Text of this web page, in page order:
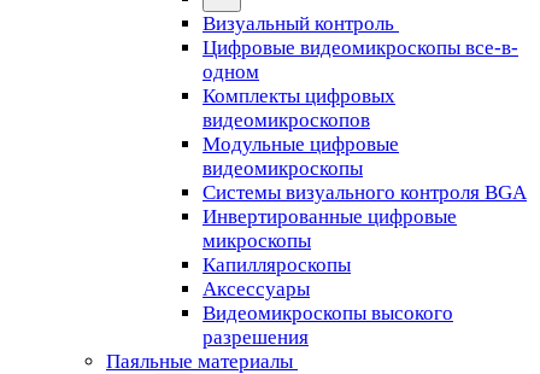
Визуальный контроль
Цифровые видеомикроскопы все-в-
одном
Комплекты цифровых
видеомикроскопов
Модульные цифровые
видеомикроскопы
Cистемы визуального контроля BGA
Инвертированные цифровые
микроскопы
Капилляроскопы
Аксессуары
Видеомикроскопы высокого
разрешения
Паяльные материалы